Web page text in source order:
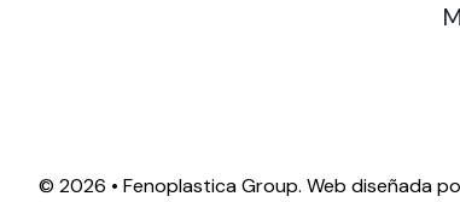
© 2026 • Fenoplastica Group. Web diseñada